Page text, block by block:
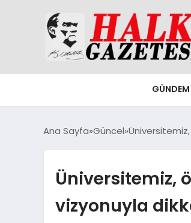
GÜNDEM
Ana Sayfa Güncel
Üniversitemiz,
vizyonuyla